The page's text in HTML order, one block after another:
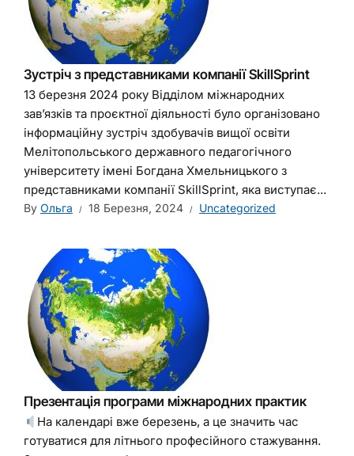
Зустріч з представниками компанії SkillSprint
13 березня 2024 року Відділом міжнародних
зав’язків та проєктної діяльності було організовано
інформаційну зустріч здобувачів вищої освіти
Мелітопольського державного педагогічного
університету імені Богдана Хмельницького з
представниками компанії SkillSprint, яка виступає...
By Ольга 18 Березня, 2024 Uncategorized
Презентація програми міжнародних практик
На календарі вже березень, а це значить час
готуватися для літнього професійного стажування.